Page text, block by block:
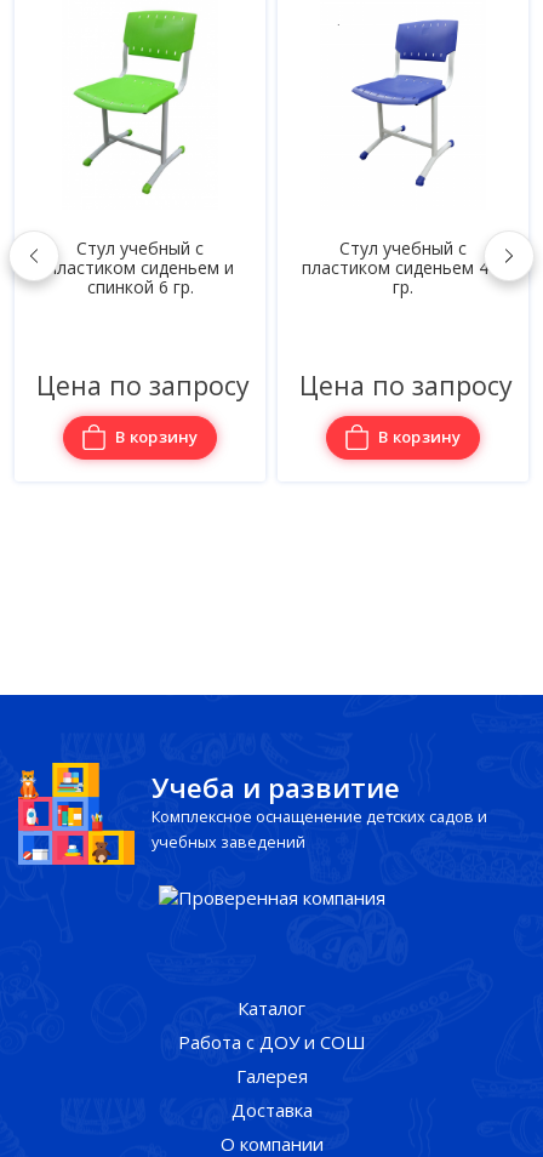
с
и
Стул учебный с
пластиком сиденьем 4-6
Цена по запросу
В корзину
Стол рабочий
1200х600х750
Цена по
В
Учеба и развитие
Комплексное оснащенение детских садов и
учебных заведений
Каталог
Работа с ДОУ и СОШ
Галерея
Доставка
О компании